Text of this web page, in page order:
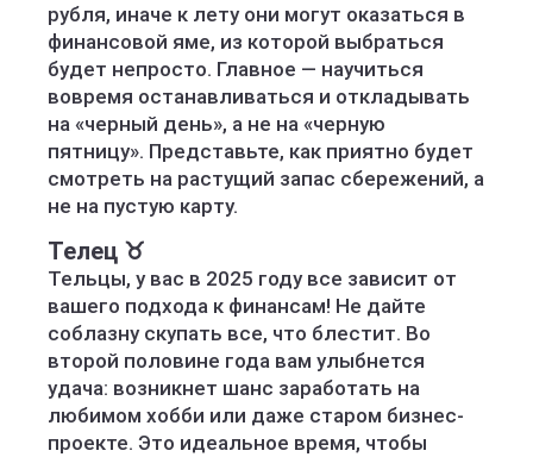
рубля, иначе к лету они могут оказаться в
финансовой яме, из которой выбраться
будет непросто. Главное — научиться
вовремя останавливаться и откладывать
на «черный день», а не на «черную
пятницу». Представьте, как приятно будет
смотреть на растущий запас сбережений, а
не на пустую карту.
Телец ♉️
Тельцы, у вас в 2025 году все зависит от
вашего подхода к финансам! Не дайте
соблазну скупать все, что блестит. Во
второй половине года вам улыбнется
удача: возникнет шанс заработать на
любимом хобби или даже старом бизнес-
проекте. Это идеальное время, чтобы